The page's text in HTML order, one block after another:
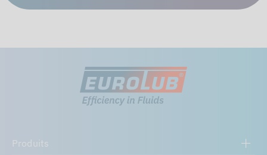
Produits